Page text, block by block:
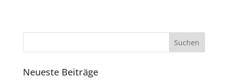
Neueste Beiträge